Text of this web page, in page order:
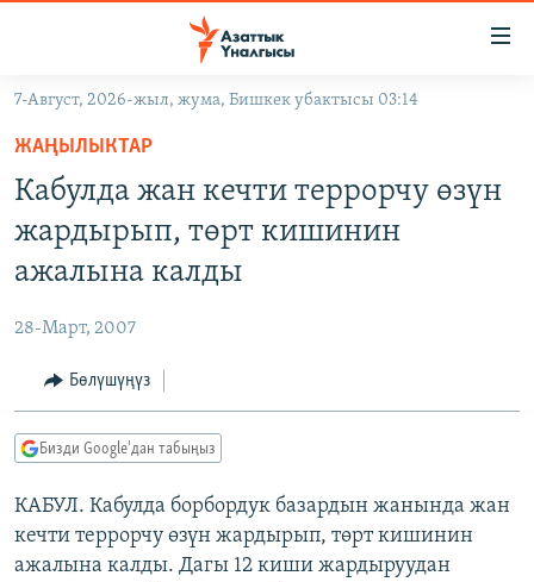
Навигацияга
өтүңүз
Издөөгө
салыңыз
КЫРГЫЗСТАН
КЫРГЫЗСТАН
МАДАНИЯТ
ДҮЙНӨ
УКРАИНА
ТВ ПРОГРАММАЛАР
БҮГҮН АЗАТТЫКТА
ДАНИСТЕ
ПОДКАСТ
ОНЛАЙН ШЕРИНЕ
7-Август, 2026-жыл, жума, Бишкек убактысы 03:14
ЖАҢЫЛЫКТАР
Кабулда жан кечти террорчу өзүн
жардырып, төрт кишинин
ажалына калды
28-Март, 2007
Бөлүшүңүз
Бизди Google'дан табыңыз
КАБУЛ. Кабулда борбордук базардын жанында жан
кечти террорчу өзүн жардырып, төрт кишинин
ажалына калды. Дагы 12 киши жардыруудан